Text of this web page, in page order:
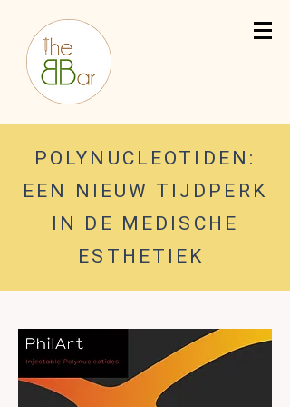
POLYNUCLEOTIDEN:
EEN NIEUW TIJDPERK
IN DE MEDISCHE
ESTHETIEK